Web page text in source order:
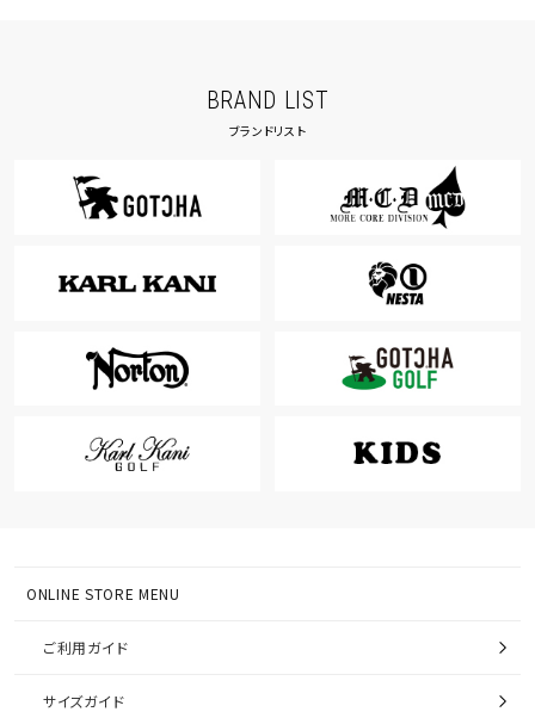
BRAND LIST
ブランドリスト
ONLINE STORE MENU
ご利用ガイド
サイズガイド